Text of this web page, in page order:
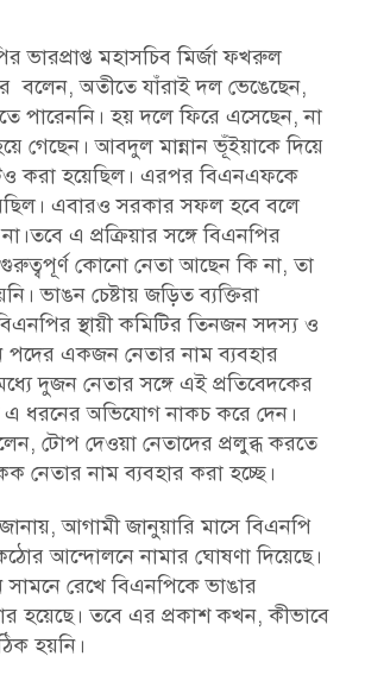
ভারপ্রাপ্ত মহাসচিব মির্জা ফখরুল
অতীতে যাঁরাই দল ভেঙেছেন,
পারেননি। হয় দলে ফিরে এসেছেন, না
গেছেন। আবদুল মান্নান ভূঁইয়াকে দিয়ে
করা হয়েছিল। এরপর বিএনএফকে
এবারও সরকার সফল হবে বলে
তবে এ প্রক্রিয়ার সঙ্গে বিএনপির
গুরুত্বপূর্ণ কোনো নেতা আছেন কি না, তা
ভাঙন চেষ্টায় জড়িত ব্যক্তিরা
স্থায়ী কমিটির তিনজন সদস্য ও
পদের একজন নেতার নাম ব্যবহার
দুজন নেতার সঙ্গে এই প্রতিবেদকের
ধরনের অভিযোগ নাকচ করে দেন।
টোপ দেওয়া নেতাদের প্রলুব্ধ করতে
নাম ব্যবহার করা হচ্ছে।
জানায়, আগামী জানুয়ারি মাসে বিএনপি
আন্দোলনে নামার ঘোষণা দিয়েছে।
রেখে বিএনপিকে ভাঙার
হয়েছে। তবে এর প্রকাশ কখন, কীভাবে
হয়নি।